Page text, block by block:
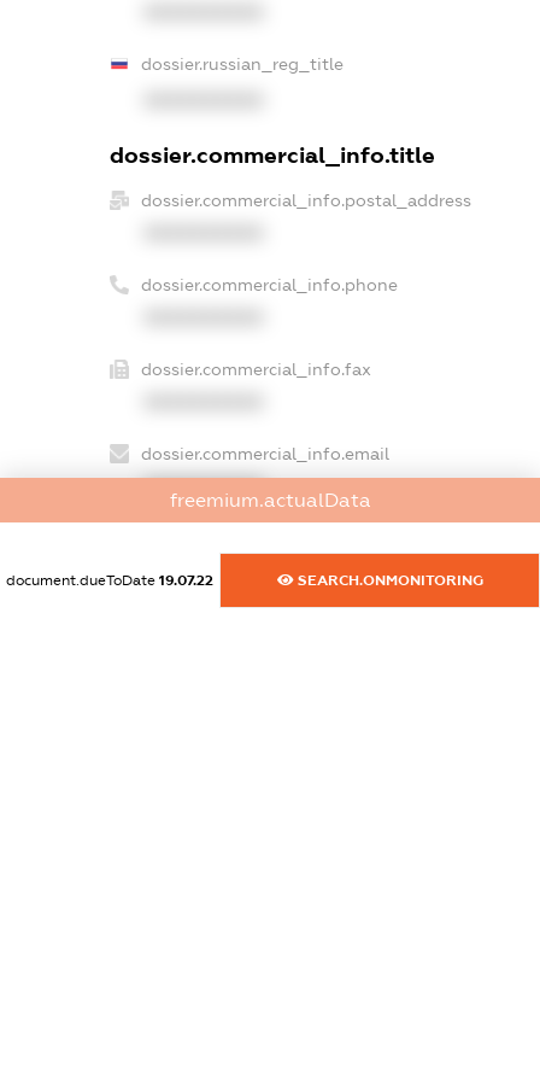
dossier.russian_reg_title
dossier.commercial_info.title
dossier.commercial_info.postal_address
dossier.commercial_info.phone
dossier.commercial_info.fax
dossier.commercial_info.email
XXXXXXXXXX
freemium.actualData
document.dueToDate 19.07.22 SEARCH.ONMONITORING